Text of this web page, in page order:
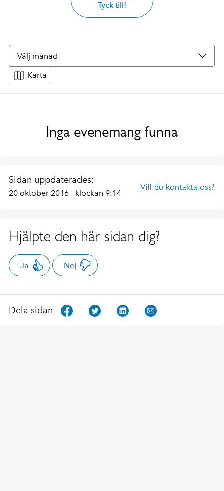
Tyck till!
Välj månad
Karta
Inga evenemang funna
Sidan uppdaterades:
20 oktober 2016 klockan 9:14
Vill du kontakta oss?
Hjälpte den här sidan dig?
Ja Nej
Dela sidan